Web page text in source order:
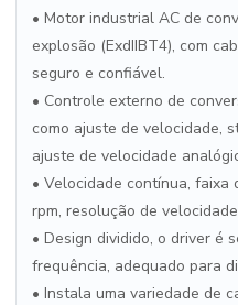
• Motor industrial AC de
explosão (ExdIIBT4), com
seguro e confiável.
• Controle externo de
como ajuste de velocidade,
ajuste de velocidade
• Velocidade contínua, faixa
rpm, resolução de
• Design dividido, o driver é
frequência, adequado para
• Instala uma variedade de